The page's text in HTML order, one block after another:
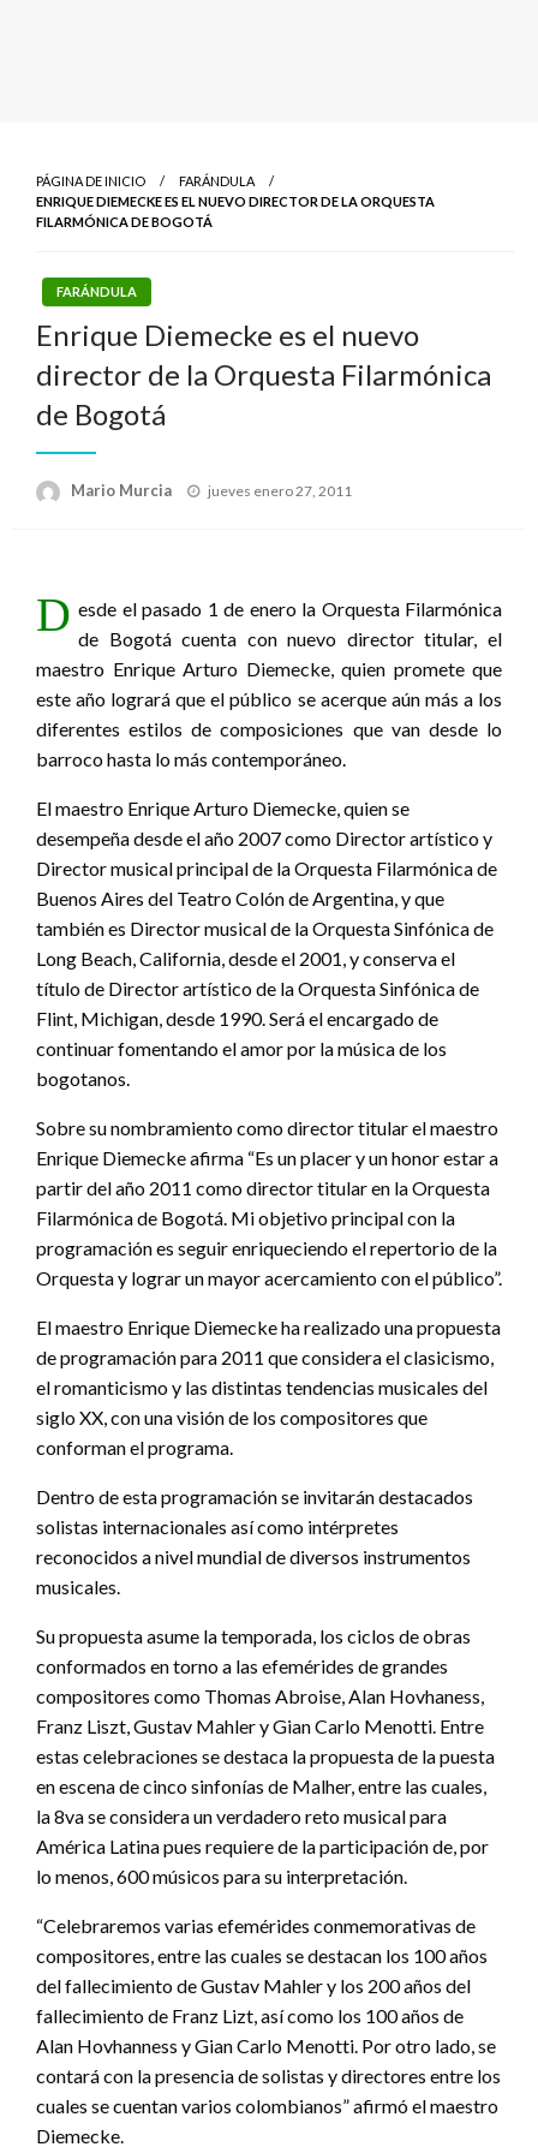
PÁGINA DE INICIO
FARÁNDULA
ENRIQUE DIEMECKE ES EL NUEVO DIRECTOR DE LA ORQUESTA
FILARMÓNICA DE BOGOTÁ
FARÁNDULA
Enrique Diemecke es el nuevo
director de la Orquesta Filarmónica
de Bogotá
Mario Murcia
Publicado
jueves enero 27, 2011
D esde el pasado 1 de enero la Orquesta Filarmónica
de Bogotá cuenta con nuevo director titular, el
maestro Enrique Arturo Diemecke, quien promete que
este año logrará que el público se acerque aún más a los
diferentes estilos de composiciones que van desde lo
barroco hasta lo más contemporáneo.
El maestro Enrique Arturo Diemecke, quien se
desempeña desde el año 2007 como Director artístico y
Director musical principal de la Orquesta Filarmónica de
Buenos Aires del Teatro Colón de Argentina, y que
también es Director musical de la Orquesta Sinfónica de
Long Beach, California, desde el 2001, y conserva el
título de Director artístico de la Orquesta Sinfónica de
Flint, Michigan, desde 1990. Será el encargado de
continuar fomentando el amor por la música de los
bogotanos.
Sobre su nombramiento como director titular el maestro
Enrique Diemecke afirma “Es un placer y un honor estar a
partir del año 2011 como director titular en la Orquesta
Filarmónica de Bogotá. Mi objetivo principal con la
programación es seguir enriqueciendo el repertorio de la
Orquesta y lograr un mayor acercamiento con el público”.
El maestro Enrique Diemecke ha realizado una propuesta
de programación para 2011 que considera el clasicismo,
el romanticismo y las distintas tendencias musicales del
siglo XX, con una visión de los compositores que
conforman el programa.
Dentro de esta programación se invitarán destacados
solistas internacionales así como intérpretes
reconocidos a nivel mundial de diversos instrumentos
musicales.
Su propuesta asume la temporada, los ciclos de obras
conformados en torno a las efemérides de grandes
compositores como Thomas Abroise, Alan Hovhaness,
Franz Liszt, Gustav Mahler y Gian Carlo Menotti. Entre
estas celebraciones se destaca la propuesta de la puesta
en escena de cinco sinfonías de Malher, entre las cuales,
la 8va se considera un verdadero reto musical para
América Latina pues requiere de la participación de, por
lo menos, 600 músicos para su interpretación.
“Celebraremos varias efemérides conmemorativas de
compositores, entre las cuales se destacan los 100 años
del fallecimiento de Gustav Mahler y los 200 años del
fallecimiento de Franz Lizt, así como los 100 años de
Alan Hovhanness y Gian Carlo Menotti. Por otro lado, se
contará con la presencia de solistas y directores entre los
cuales se cuentan varios colombianos” afirmó el maestro
Diemecke.